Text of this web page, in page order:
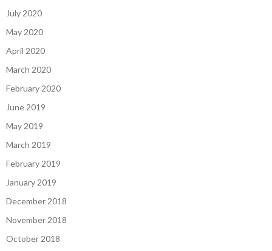
July 2020
May 2020
April 2020
March 2020
February 2020
June 2019
May 2019
March 2019
February 2019
January 2019
December 2018
November 2018
October 2018